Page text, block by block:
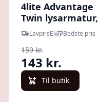
4lite Advantage
Twin lysarmatur,
40W, 150 cm
LavprisEl Bedste pris
159 kr.
143 kr.
Til butik